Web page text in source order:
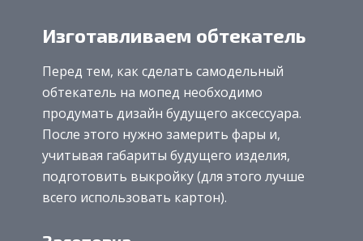
Изготавливаем обтекатель
Перед тем, как сделать самодельный
обтекатель на мопед необходимо
продумать дизайн будущего аксессуара.
После этого нужно замерить фары и,
учитывая габариты будущего изделия,
подготовить выкройку (для этого лучше
всего использовать картон).